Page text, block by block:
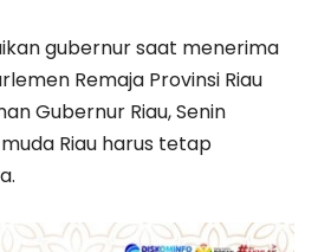
gubernur saat menerima
Remaja Provinsi Riau
Gubernur Riau, Senin
Riau harus tetap